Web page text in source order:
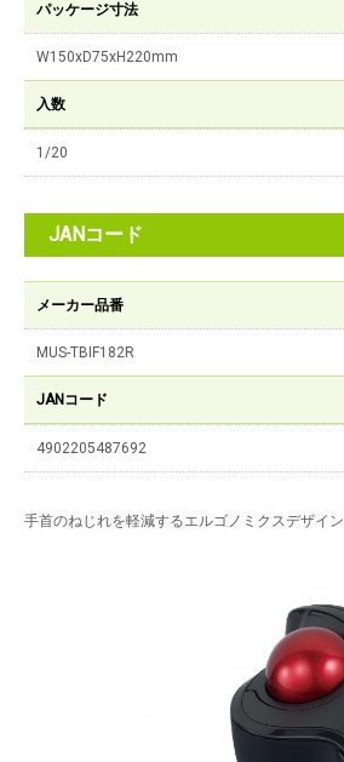
パッケージ寸法
W150xD75xH220mm
入数
1/20
JANコード
メーカー品番
MUS-TBIF182R
JANコード
4902205487692
手首のねじれを軽減するエルゴノミクスデザイン